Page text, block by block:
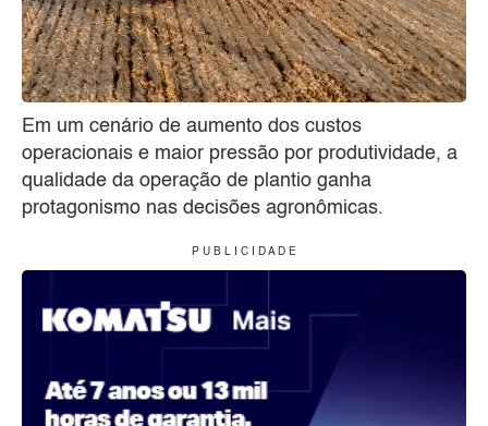
Em um cenário de aumento dos custos
operacionais e maior pressão por produtividade, a
qualidade da operação de plantio ganha
protagonismo nas decisões agronômicas.
P U B L I C I D A D E